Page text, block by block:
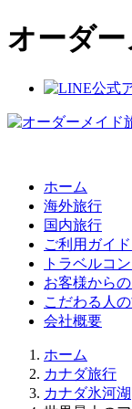
オーダ
ホーム
海外旅行
国内旅行
ご利用ガイ
トラベルコ
お客様から
こだわる人
会社概要
ホーム
カナダ旅行
カナダ氷河湖